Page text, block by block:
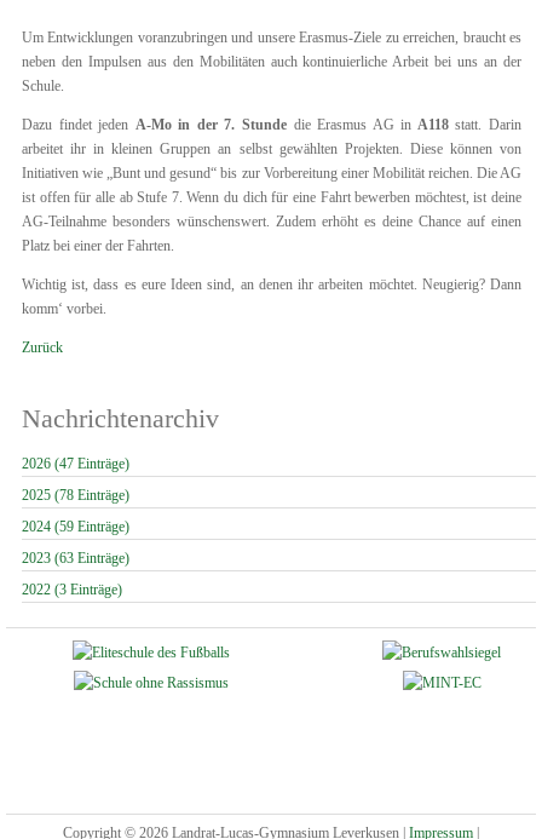
Um Entwicklungen voranzubringen und unsere Erasmus-Ziele zu erreichen, braucht es
neben den Impulsen aus den Mobilitäten auch kontinuierliche Arbeit bei uns an der
Schule.
Dazu findet jeden A-Mo in der 7. Stunde die Erasmus AG in A118statt. Darin
arbeitet ihr in kleinen Gruppen an selbst gewählten Projekten. Diese können von
Initiativen wie „Bunt und gesund“ bis zur Vorbereitung einer Mobilität reichen. Die AG
ist offen für alle ab Stufe 7. Wenn du dich für eine Fahrt bewerben möchtest, ist deine
AG-Teilnahme besonders wünschenswert. Zudem erhöht es deine Chance auf einen
Platz bei einer der Fahrten.
Wichtig ist, dass es eure Ideen sind, an denen ihr arbeiten möchtet. Neugierig? Dann
komm‘ vorbei.
Zurück
Nachrichtenarchiv
2026 (47 Einträge)
2025 (78 Einträge)
2024 (59 Einträge)
2023 (63 Einträge)
2022 (3 Einträge)
Copyright © 2026 Landrat-Lucas-Gymnasium Leverkusen | Impressum